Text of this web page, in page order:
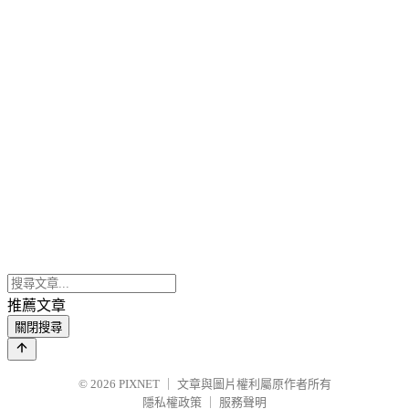
推薦文章
關閉搜尋
© 2026 PIXNET
文章與圖片權利屬原作者所有
隱私權政策
服務聲明